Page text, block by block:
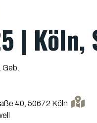
| Köln,
40, 50672 Köln